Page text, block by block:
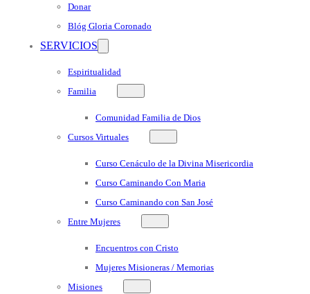
Donar
Blóg Gloria Coronado
SERVICIOS
Espiritualidad
Familia
Comunidad Familia de Dios
Cursos Virtuales
Curso Cenáculo de la Divina Misericordia
Curso Caminando Con Maria
Curso Caminando con San José
Entre Mujeres
Encuentros con Cristo
Mujeres Misioneras / Memorias
Misiones